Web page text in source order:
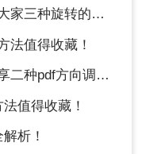
过程中进行旋转
PDF输出的虚拟
Print to
选择“打印”选
种旋转的方法！
法值得收藏！
方向调整方法！
值得收藏！
析！